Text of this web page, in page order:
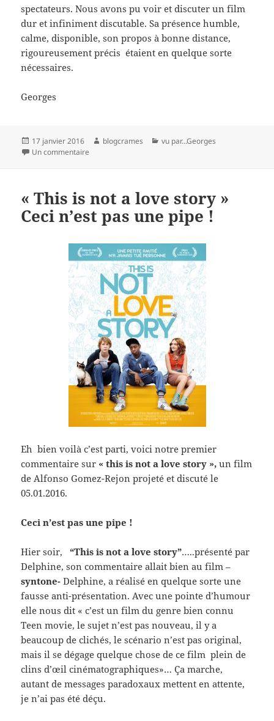
spectateurs. Nous avons pu voir et discuter un film
dur et infiniment discutable. Sa présence humble,
calme, disponible, son propos à bonne distance,
rigoureusement précis étaient en quelque sorte
nécessaires.
Georges
Publié
le
17 janvier 2016 Auteur
blogcrames Catégories
vu par...Georges
Un commentaire
« This is not a love story »
Ceci n’est pas une pipe !
Eh bien voilà c’est parti, voici notre premier
commentaire sur « this is not a love story », un film
de Alfonso Gomez-Rejon projeté et discuté le
05.01.2016.
Ceci n’est pas une pipe !
Hier soir,“This is not a love story”…..présenté par
Delphine, son commentaire allait bien au film –
syntone- Delphine, a réalisé en quelque sorte une
fausse anti-présentation. Avec une pointe d’humour
elle nous dit « c’est un film du genre bien connu
Teen movie, le sujet n’est pas nouveau, il y a
beaucoup de clichés, le scénario n’est pas original,
mais il se dégage quelque chose de ce film plein de
clins d’œil cinématographiques»… Ça marche,
autant de messages paradoxaux mettent en attente,
je n’ai pas été déçu.